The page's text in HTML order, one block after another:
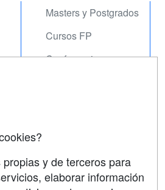
Masters y Postgrados
Cursos FP
Conferencias
y de terceros para
elaborar información